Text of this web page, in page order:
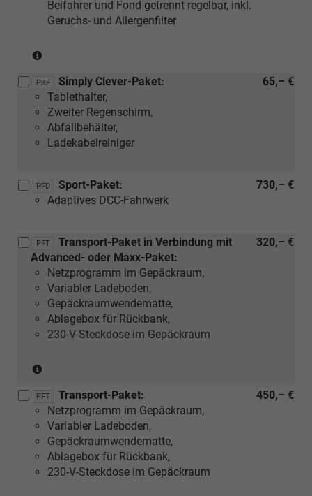
diese
Funktion
und
wird
erst
durch
ein
Hersteller
veröffentlichtes
Update
freigeschaltet.
Die
Verfügbarkeit
der
Funktion
setztaktive
voraus.
Beifahrer und Fond getrennt regelbar, inkl.
Geruchs- und Allergenfilter
digitale
Schlüssel
ist
eine
für
geplante
Funktion.
Zeitpunkt
der
Fahrzeugauslieferung
ist
diese
Funktion
noch
wird
erst
durch
ein
zukünftiges,
vom
PKF 65,– €
Simply Clever-Paket:
Tablethalter,
Zweiter Regenschirm,
Abfallbehälter,
Ladekabelreiniger
PFD 730,– €
Sport-Paket:
Adaptives DCC-Fahrwerk
PFT 320,– €
Transport-Paket in Verbindung mit
Advanced- oder Maxx-Paket:
Netzprogramm im Gepäckraum,
Variabler Ladeboden,
Gepäckraumwendematte,
Ablagebox für Rückbank,
230-V-Steckdose im Gepäckraum
Verbindung
mit:
[WAD]
Advanced-
Paket
oder
PFT 450,– €
Transport-Paket:
Netzprogramm im Gepäckraum,
Variabler Ladeboden,
Gepäckraumwendematte,
Ablagebox für Rückbank,
230-V-Steckdose im Gepäckraum